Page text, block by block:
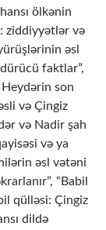
ölkənin
ziddiyyətlər və
əsl
faktlar”,
Heydərin son
və Çingiz
və Nadir şah
və ya
əsl vətəni
“Babil
qülləsi: Çingiz
dildə